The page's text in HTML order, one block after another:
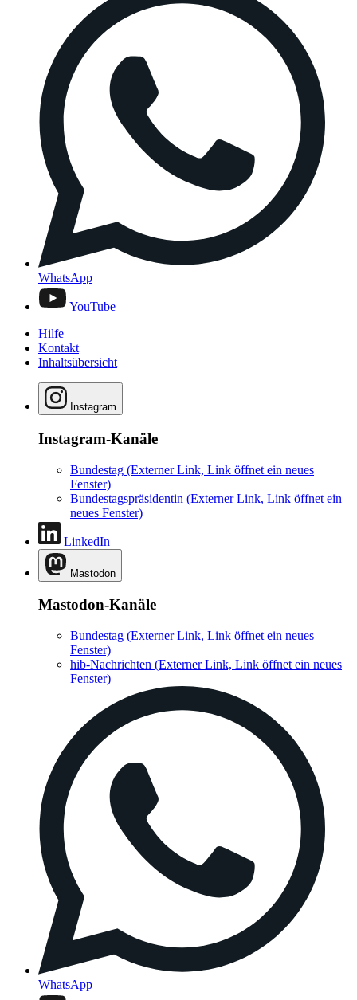
WhatsApp
YouTube
Hilfe
Kontakt
Inhaltsübersicht
Instagram
Instagram-Kanäle
Bundestag (Externer Link, Link öffnet ein neues
Fenster)
Bundestagspräsidentin (Externer Link, Link öffnet ein
neues Fenster)
LinkedIn
Mastodon
Mastodon-Kanäle
Bundestag (Externer Link, Link öffnet ein neues
Fenster)
hib-Nachrichten (Externer Link, Link öffnet ein neues
Fenster)
WhatsApp